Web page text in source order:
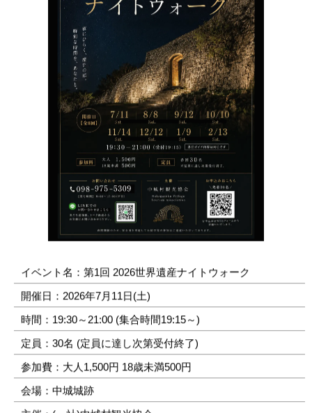
イベント名：第1回 2026世界遺産ナイトウォーク
開催日：2026年7月11日(土)
時間：19:30～21:00 (集合時間19:15～)
定員：30名 (定員に達し次第受付終了)
参加費：大人1,500円 18歳未満500円
会場：中城城跡